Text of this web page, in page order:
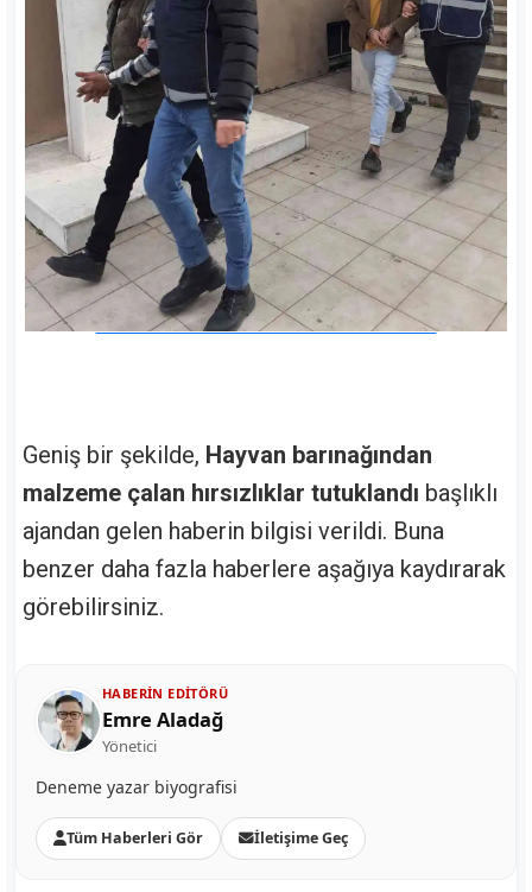
Geniş bir şekilde, Hayvan barınağından
malzeme çalan hırsızlıklar tutuklandı başlıklı
ajandan gelen haberin bilgisi verildi. Buna
benzer daha fazla haberlere aşağıya kaydırarak
görebilirsiniz.
HABERIN EDITÖRÜ
Emre Aladağ
Yönetici
Deneme yazar biyografisi
Tüm Haberleri Gör İletişime Geç